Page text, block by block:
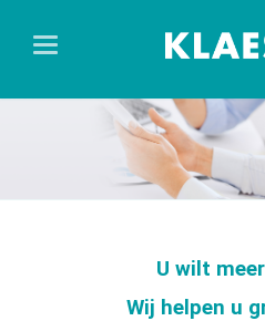
U wilt
Wij helpen u